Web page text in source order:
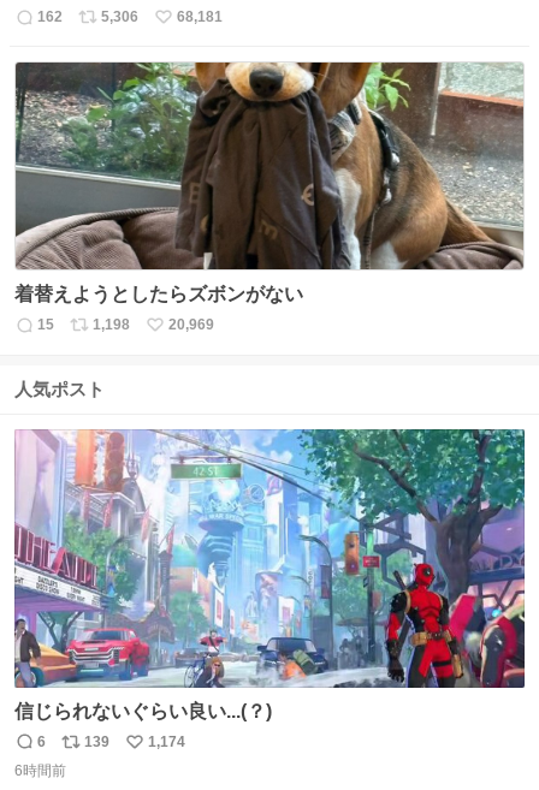
返
162
リ
ト
数
5,306
い
ね
数
68,181
着替えようとしたらズボンがない
返
数
15
リ
ス
数
1,198
い
20,969
人気ポスト
信じられないぐらい良い...(？)
返
信
6
リ
ポ
139
い
1,174
6時間前